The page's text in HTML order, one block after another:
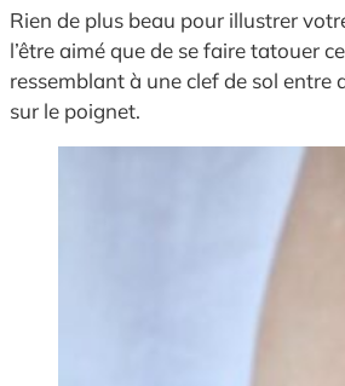
Rien de plus beau pour illustrer
l’être aimé que de se faire tatouer
ressemblant à une clef de sol entre
sur le poignet.